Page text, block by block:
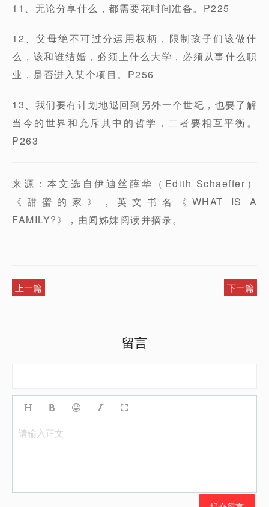
11、无论分享什么，都需要花时间准备。P225
12、父母绝不可过分运用权柄，限制孩子们该做什
么，该和谁结婚，必须上什么大学，必须从事什么职
业，是否进入某个项目。P256
13、我们要有计划地退回到另外一个世纪，也要了解
当今的世界和充斥其中的哲学，二者要相互平衡。
P263
来源：本文选自伊迪丝薛华（Edith Schaeffer）
《甜蜜的家》，英文书名《WHAT IS A
FAMILY?》，由闻姊妹阅读并摘录。
上一篇 下一篇
留言
请输入正文